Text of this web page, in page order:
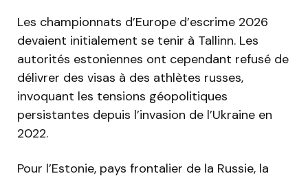
Les championnats d’Europe d’escrime 2026
devaient initialement se tenir à Tallinn. Les
autorités estoniennes ont cependant refusé de
délivrer des visas à des athlètes russes,
invoquant les tensions géopolitiques
persistantes depuis l’invasion de l’Ukraine en
2022.
Pour l’Estonie, pays frontalier de la Russie, la